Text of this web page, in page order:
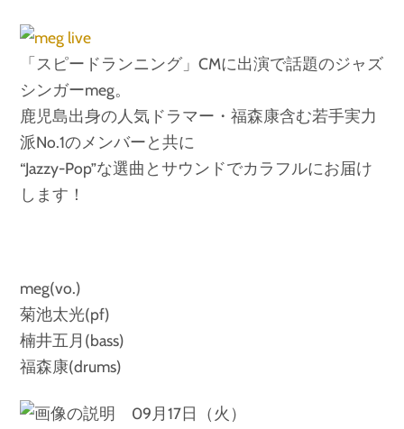
「スピードランニング」CMに出演で話題のジャズ
シンガーmeg。
鹿児島出身の人気ドラマー・福森康含む若手実力
派No.1のメンバーと共に
“Jazzy-Pop”な選曲とサウンドでカラフルにお届け
します！
meg(vo.)
菊池太光(pf)
楠井五月(bass)
福森康(drums)
09月17日（火）